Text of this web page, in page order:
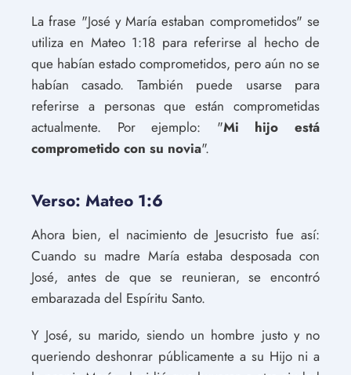
La frase "José y María estaban comprometidos" se
utiliza en Mateo 1:18 para referirse al hecho de
que habían estado comprometidos, pero aún no se
habían casado. También puede usarse para
referirse a personas que están comprometidas
actualmente. Por ejemplo: "Mi hijo está
comprometido con su novia".
Verso: Mateo 1:6
Ahora bien, el nacimiento de Jesucristo fue así:
Cuando su madre María estaba desposada con
José, antes de que se reunieran, se encontró
embarazada del Espíritu Santo.
Y José, su marido, siendo un hombre justo y no
queriendo deshonrar públicamente a su Hijo ni a